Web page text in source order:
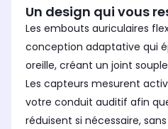
Un design qui vous
Les embouts auriculaires
conception adaptative qui
oreille, créant un joint
Les capteurs mesurent
votre conduit auditif afin
réduisent si nécessaire,